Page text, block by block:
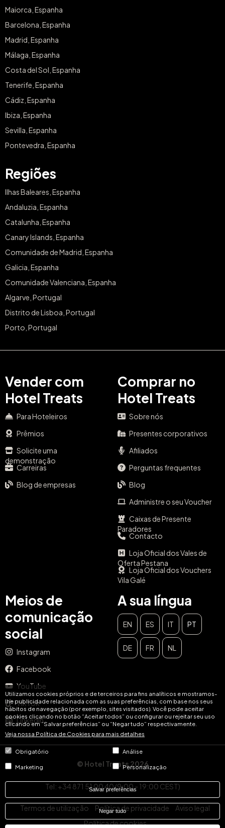
Utilizamos cookies próprios e de terceiros para fins analíticos e mostramos-
lhe publicidade relacionada com as suas preferências, com base nos seus
hábitos de navegação (por exemplo, sites visitados). Você pode aceitar
cookies clicando no botão “Aceitar todos” ou configurar ou rejeitar seu uso
clicando em “Salvar preferências” ou “Negar tudo” respectivamente.
Veja nossa Política de Cookies para mais detalhes
Obrigatório Análise
Marketing Personalização
Salvar preferências
Negar tudo
Maiorca, Espanha
Barcelona, Espanha
Madrid, Espanha
Málaga, Espanha
Costa del Sol, Espanha
Tenerife, Espanha
Cádiz, Espanha
Ibiza, Espanha
Sevilla, Espanha
Pontevedra, Espanha
Regiões
Ilhas Baleares, Espanha
Andaluzia, Espanha
Catalunha, Espanha
Canary Islands, Espanha
Comunidade de Madrid, Espanha
Galicia, Espanha
Comunidade Valenciana, Espanha
Algarve, Portugal
Distrito de Lisboa, Portugal
Porto, Portugal
Vender com
Hotel Treats
Para Hoteleiros
Prêmios
Solicite uma
demonstração
Carreiras
Blog de empresas
Comprar no
Hotel Treats
Sobre nós
Presentes corporativos
Afiliados
Perguntas frequentes
Blog
Administre o seu Voucher
Caixas de Presente
Paradores
Contacto
Loja Oficial dos Vales de
Oferta Pestana
Loja Oficial dos Vouchers
Vila Galé
Meios de
comunicação
social
Instagram
Facebook
YouTube
TikTok
LinkedIn
A sua língua
EN ES IT PT
DE FR NL
© Hotel Treats 2026
Tel: +34 871 51 00 40 (9:00 - 19:00 CEST)
Termos de utilização Política de privacidade
Aviso legal
Política de cookies